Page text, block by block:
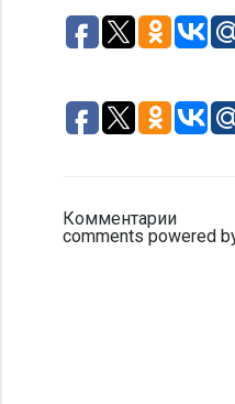
Комментарии
comments powered